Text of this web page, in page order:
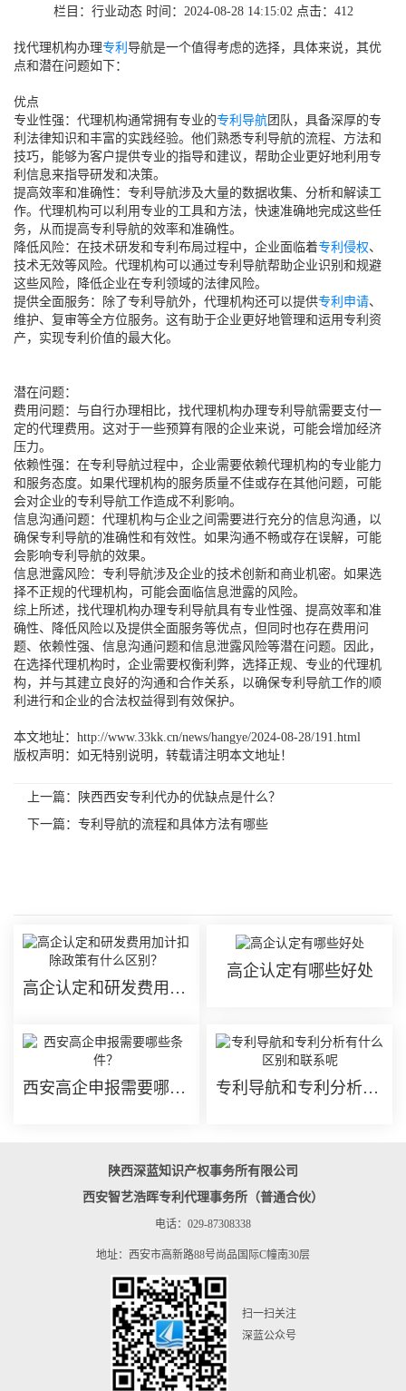
栏目：行业动态 时间：2024-08-28 14:15:02 点击： 412
找代理机构办理专利 导航是一个值得考虑的选择，具体来说，其优
点和潜在问题如下：
优点
专业性强：代理机构通常拥有专业的专利导航 团队，具备深厚的专
利法律知识和丰富的实践经验。他们熟悉专利导航的流程、方法和
技巧，能够为客户提供专业的指导和建议，帮助企业更好地利用专
利信息来指导研发和决策。
提高效率和准确性：专利导航涉及大量的数据收集、分析和解读工
作。代理机构可以利用专业的工具和方法，快速准确地完成这些任
务，从而提高专利导航的效率和准确性。
降低风险：在技术研发和专利布局过程中，企业面临着专利侵权、
技术无效等风险。代理机构可以通过专利导航帮助企业识别和规避
这些风险，降低企业在专利领域的法律风险。
提供全面服务：除了专利导航外，代理机构还可以提供专利申请、
维护、复审等全方位服务。这有助于企业更好地管理和运用专利资
产，实现专利价值的最大化。
潜在问题：
费用问题：与自行办理相比，找代理机构办理专利导航需要支付一
定的代理费用。这对于一些预算有限的企业来说，可能会增加经济
压力。
依赖性强：在专利导航过程中，企业需要依赖代理机构的专业能力
和服务态度。如果代理机构的服务质量不佳或存在其他问题，可能
会对企业的专利导航工作造成不利影响。
信息沟通问题：代理机构与企业之间需要进行充分的信息沟通，以
确保专利导航的准确性和有效性。如果沟通不畅或存在误解，可能
会影响专利导航的效果。
信息泄露风险：专利导航涉及企业的技术创新和商业机密。如果选
择不正规的代理机构，可能会面临信息泄露的风险。
综上所述，找代理机构办理专利导航具有专业性强、提高效率和准
确性、降低风险以及提供全面服务等优点，但同时也存在费用问
题、依赖性强、信息沟通问题和信息泄露风险等潜在问题。因此，
在选择代理机构时，企业需要权衡利弊，选择正规、专业的代理机
构，并与其建立良好的沟通和合作关系，以确保专利导航工作的顺
利进行和企业的合法权益得到有效保护。
本文地址：http://www.33kk.cn/news/hangye/2024-08-28/191.html
版权声明：如无特别说明，转载请注明本文地址！
上一篇：
陕西西安专利代办的优缺点是什么？
下一篇： 专利导航的流程和具体方法有哪些
高企认定和研发费用加计扣除政策有什么区别？
高企认定有哪些好处
西安高企申报需要哪些条件？ 专利导航和专利分析有什么区别和联系呢
陕西深蓝知识产权事务所有限公司
西安智艺浩晖专利代理事务所（普通合伙）
电话：029-87308338
地址：西安市高新路88号尚品国际C幢南30层
扫一扫关注
深蓝公众号